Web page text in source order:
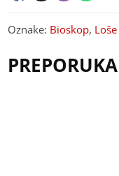
Oznake: Bioskop,